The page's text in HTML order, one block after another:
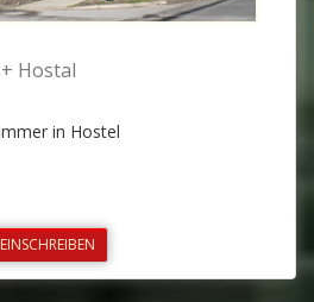
Hostal
in Hostel
EINSCHREIBEN